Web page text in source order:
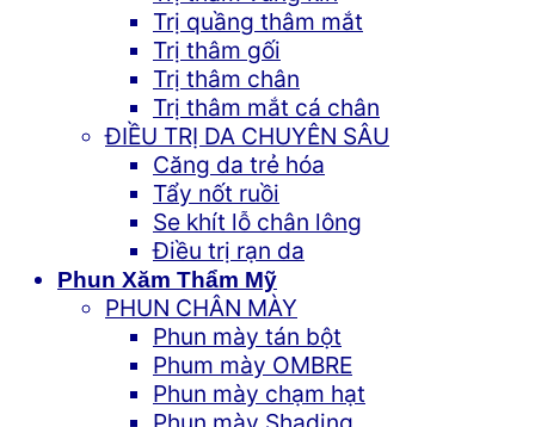
Trị quầng thâm mắt
Trị thâm gối
Trị thâm chân
Trị thâm mắt cá chân
ĐIỀU TRỊ DA CHUYÊN SÂU
Căng da trẻ hóa
Tẩy nốt ruồi
Se khít lỗ chân lông
Điều trị rạn da
Phun Xăm Thẩm Mỹ
PHUN CHÂN MÀY
Phun mày tán bột
Phum mày OMBRE
Phun mày chạm hạt